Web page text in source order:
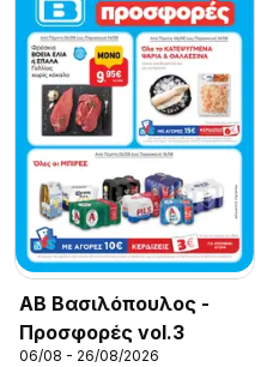
ΑΒ Βασιλόπουλος -
Προσφορές vol.3
06/08 - 26/08/2026